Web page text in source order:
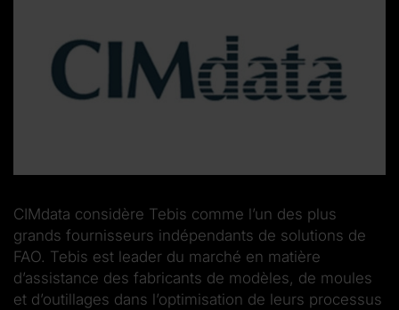
CIMdata considère Tebis comme l’un des plus
grands fournisseurs indépendants de solutions de
FAO. Tebis est leader du marché en matière
d’assistance des fabricants de modèles, de moules
et d’outillages dans l’optimisation de leurs processus